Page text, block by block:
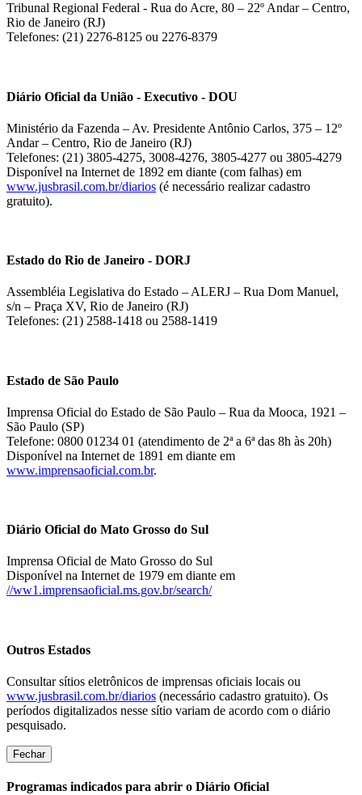
Tribunal Regional Federal - Rua do Acre, 80 – 22º Andar – Centro,
Rio de Janeiro (RJ)
Telefones: (21) 2276-8125 ou 2276-8379
Diário Oficial da União - Executivo - DOU
Ministério da Fazenda – Av. Presidente Antônio Carlos, 375 – 12º
Andar – Centro, Rio de Janeiro (RJ)
Telefones: (21) 3805-4275, 3008-4276, 3805-4277 ou 3805-4279
Disponível na Internet de 1892 em diante (com falhas) em
www.jusbrasil.com.br/diarios (é necessário realizar cadastro
gratuito).
Estado do Rio de Janeiro - DORJ
Assembléia Legislativa do Estado – ALERJ – Rua Dom Manuel,
s/n – Praça XV, Rio de Janeiro (RJ)
Telefones: (21) 2588-1418 ou 2588-1419
Estado de São Paulo
Imprensa Oficial do Estado de São Paulo – Rua da Mooca, 1921 –
São Paulo (SP)
Telefone: 0800 01234 01 (atendimento de 2ª a 6ª das 8h às 20h)
Disponível na Internet de 1891 em diante em
www.imprensaoficial.com.br.
Diário Oficial do Mato Grosso do Sul
Imprensa Oficial de Mato Grosso do Sul
Disponível na Internet de 1979 em diante em
//ww1.imprensaoficial.ms.gov.br/search/
Outros Estados
Consultar sítios eletrônicos de imprensas oficiais locais ou
www.jusbrasil.com.br/diarios (necessário cadastro gratuito). Os
períodos digitalizados nesse sítio variam de acordo com o diário
pesquisado.
Fechar
Programas indicados para abrir o Diário Oficial